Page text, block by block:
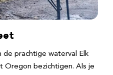
de prachtige waterval Elk
Oregon bezichtigen. Als je